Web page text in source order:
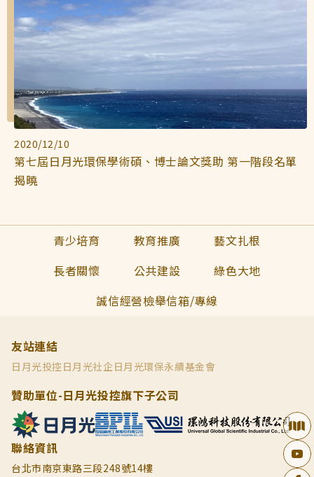
2020/12/10
第七屆日月光環保學術碩、博士論文獎助 第一階段名單
揭曉
青少培育 教育推廣
藝文扎根
長者關懷
公共建設
綠色大地
誠信經營檢舉信箱/專線
友站連結
日月光投控 日月光社企日月光環保永續基金會
贊助單位-日月光投控旗下子公司
聯絡資訊
台北市南京東路三段248號14樓